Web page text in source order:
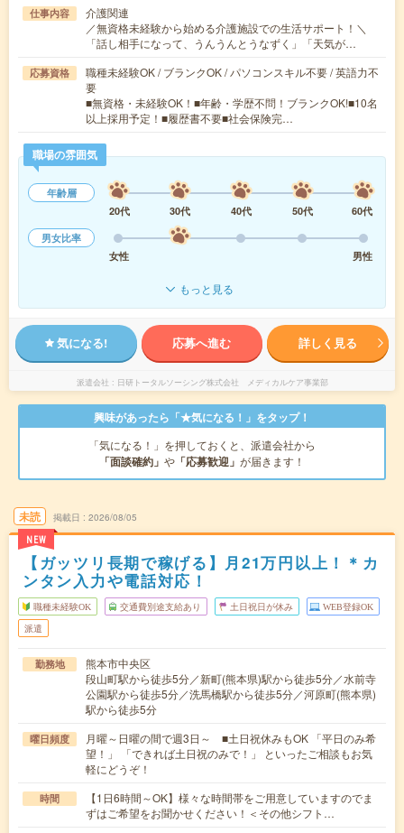
仕事内容
介護関連
／無資格未経験から始める介護施設での生活サポート！＼
「話し相手になって、うんうんとうなずく」「天気が…
応募資格
職種未経験OK / ブランクOK / パソコンスキル不要 / 英語力不
要
■無資格・未経験OK！■年齢・学歴不問！ブランクOK!■10名
以上採用予定！■履歴書不要■社会保険完…
職場の雰囲気
年齢層
20代
30代 40代 50代
60代
男女比率
女性
男性
もっと見る
気になる! 応募へ進む 詳しく見る
派遣会社 日研トータルソーシング株式会社 メディカルケア事業部
興味があったら「★気になる！」をタップ！
「気になる！」を押しておくと、派遣会社から
「面談確約」 や 「応募歓迎」 が届きます！
未読
NEW
掲載日 2026/08/05
【ガッツリ長期で稼げる】月21万円以上！＊カ
ンタン入力や電話対応！
職種未経験OK 交通費別途支給あり 土日祝日が休み WEB登録OK
派遣
勤務地
熊本市中央区
段山町駅から徒歩5分／新町(熊本県)駅から徒歩5分／水前寺
公園駅から徒歩5分／洗馬橋駅から徒歩5分／河原町(熊本県)
駅から徒歩5分
曜日頻度
月曜～日曜の間で週3日～ ■土日祝休みもOK 「平日のみ希
望！」 「できれば土日祝のみで！」 といったご相談もお気
軽にどうぞ！
時間
【1日6時間～OK】様々な時間帯をご用意していますのでま
ずはご希望をお聞かせください！＜その他シフト…